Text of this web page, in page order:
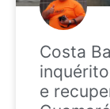
Costa
e